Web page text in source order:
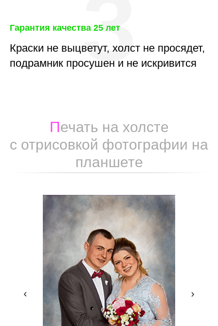
Гарантия качества 25 лет
Краски не выцветут, холст не просядет,
подрамник просушен и не искривится
3
Печать на холсте
с отрисовкой фотографии на
планшете